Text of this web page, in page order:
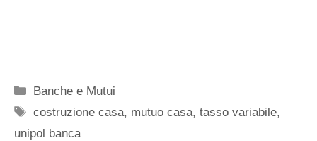
Categorie
Banche e Mutui
Tag
costruzione casa, mutuo casa,tasso variabile,
unipol banca